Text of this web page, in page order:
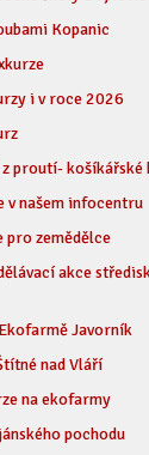
Kopanic
i v roce 2026
proutí- košíkářské
v našem infocentru
pro zemědělce
akce
Javorník
nad Vláří
na ekofarmy
pochodu